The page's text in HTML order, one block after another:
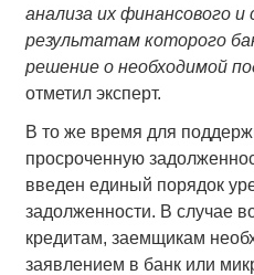
анализа их финансового и
результатам которого
решение о необходимой
отметил эксперт.
В то же время для
просроченную
введен единый порядок
задолженности. В случае
кредитам, заемщикам
заявлением в банк или